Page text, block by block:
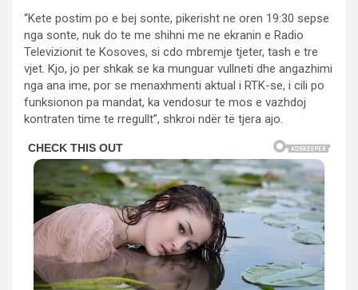
“Kete postim po e bej sonte, pikerisht ne oren 19:30 sepse
nga sonte, nuk do te me shihni me ne ekranin e Radio
Televizionit te Kosoves, si cdo mbremje tjeter, tash e tre
vjet. Kjo, jo per shkak se ka munguar vullneti dhe angazhimi
nga ana ime, por se menaxhmenti aktual i RTK-se, i cili po
funksionon pa mandat, ka vendosur te mos e vazhdoj
kontraten time te rregullt”, shkroi ndër të tjera ajo.